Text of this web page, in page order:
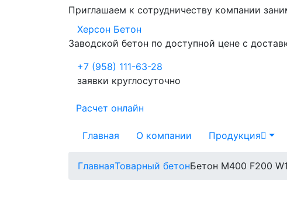
Приглашаем к сотрудничеству компании
Херсон Бетон
Заводской бетон по доступной цене с
+7 (958) 111-63-28
заявки круглосуточно
Расчет онлайн
Главная О компании Продукция
ГлавнаяТоварный бетонБетон М400 F200